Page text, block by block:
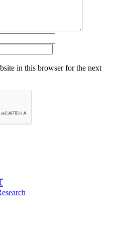
in this browser for the next